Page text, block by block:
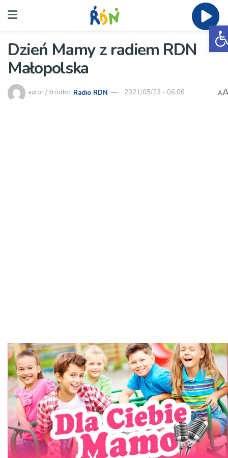
Dzień Mamy z radiem RDN
Małopolska
autor / źródło: Radio RDN 2021/05/23 - 06:06 A